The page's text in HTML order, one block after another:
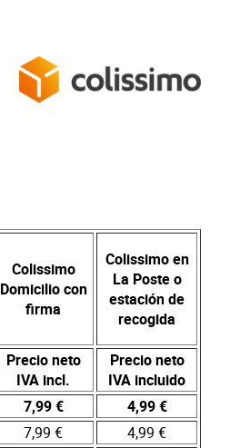
Colissimo
Domicilio con
firma
Colissimo en
La Poste o
estación de
recogida
Precio neto
IVA incl.
Precio neto
IVA incluido
7,99 €
4,99 €
7,99 €
4,99 €